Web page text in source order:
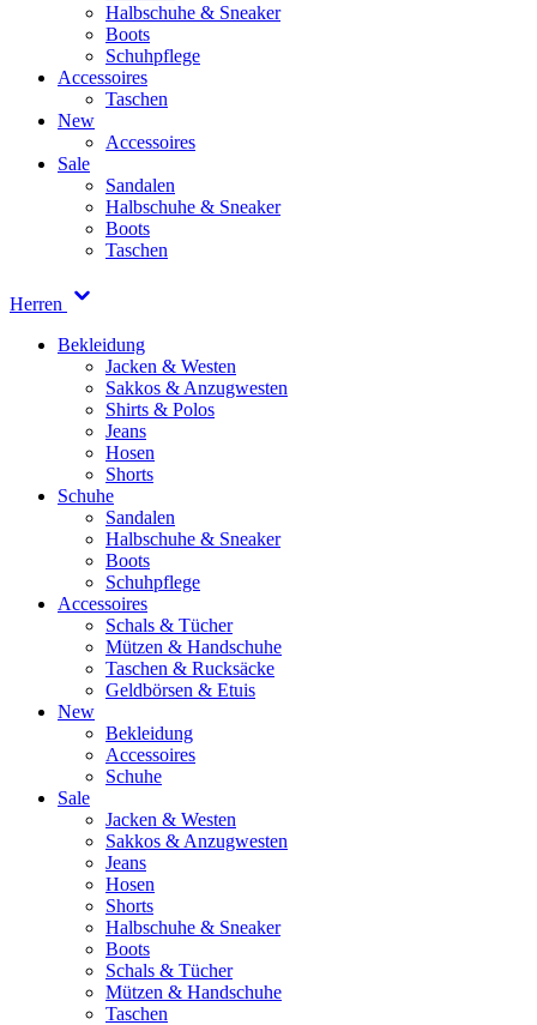
Halbschuhe & Sneaker
Boots
Schuhpflege
Accessoires
Taschen
New
Accessoires
Sale
Sandalen
Halbschuhe & Sneaker
Boots
Taschen
Herren
Bekleidung
Jacken & Westen
Sakkos & Anzugwesten
Shirts & Polos
Jeans
Hosen
Shorts
Schuhe
Sandalen
Halbschuhe & Sneaker
Boots
Schuhpflege
Accessoires
Schals & Tücher
Mützen & Handschuhe
Taschen & Rucksäcke
Geldbörsen & Etuis
New
Bekleidung
Accessoires
Schuhe
Sale
Jacken & Westen
Sakkos & Anzugwesten
Jeans
Hosen
Shorts
Halbschuhe & Sneaker
Boots
Schals & Tücher
Mützen & Handschuhe
Taschen